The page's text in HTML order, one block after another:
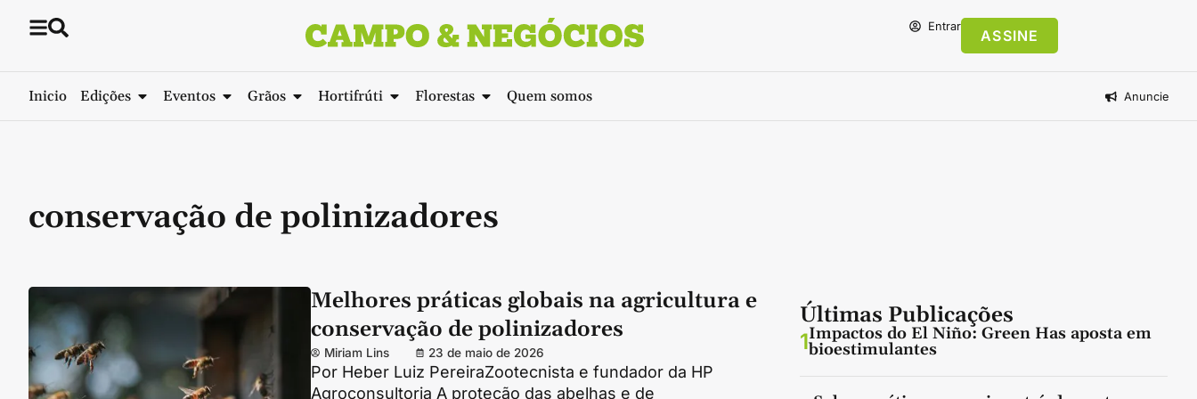
Entrar
ASSINE
Inicio Edições Eventos Grãos Hortifrúti Florestas Quem somos Anuncie
conservação de polinizadores
Melhores práticas globais na agricultura e
conservação de polinizadores
Miriam Lins 23 de maio de 2026
Por Heber Luiz PereiraZootecnista e fundador da HP
Agroconsultoria A proteção das abelhas e de
Últimas Publicações
1Impactos do El Niño: Green Has aposta em
bioestimulantes